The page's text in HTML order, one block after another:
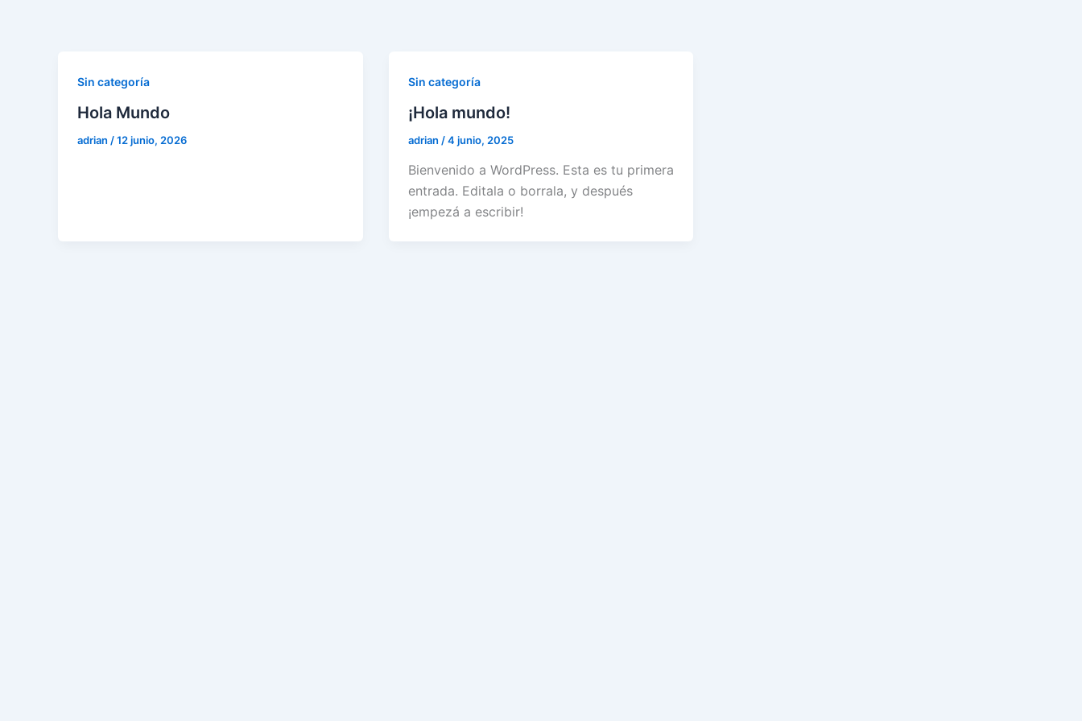
Sin categoría
Hola Mundo
adrian /12 junio, 2026
Sin categoría
¡Hola mundo!
adrian /4 junio, 2025
Bienvenido a WordPress. Esta es tu primera
entrada. Editala o borrala, y después
¡empezá a escribir!